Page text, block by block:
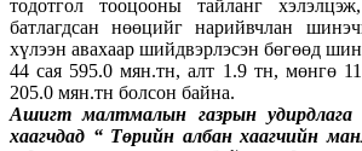
тодотгол тооцооны тайланг
батлагдсан нөөцийг нарийвчлан
хүлээн авахаар шийдвэрлэсэн бөгөөд
44 сая 595.0 мян.тн, алт 1.9 тн, мөнгө
205.0 мян.тн болсон байна.
Ашигт малтмалын газрын
хаагчдад “ Төрийн албан хаагчийн